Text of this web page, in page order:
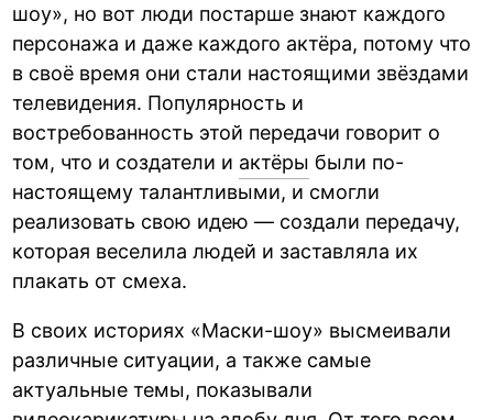
шоу», но вот люди постарше знают каждого
персонажа и даже каждого актёра, потому что
в своё время они стали настоящими звёздами
телевидения. Популярность и
востребованность этой передачи говорит о
том, что и создатели и актёры были по-
настоящему талантливыми, и смогли
реализовать свою идею — создали передачу,
которая веселила людей и заставляла их
плакать от смеха.
В своих историях «Маски-шоу» высмеивали
различные ситуации, а также самые
актуальные темы, показывали